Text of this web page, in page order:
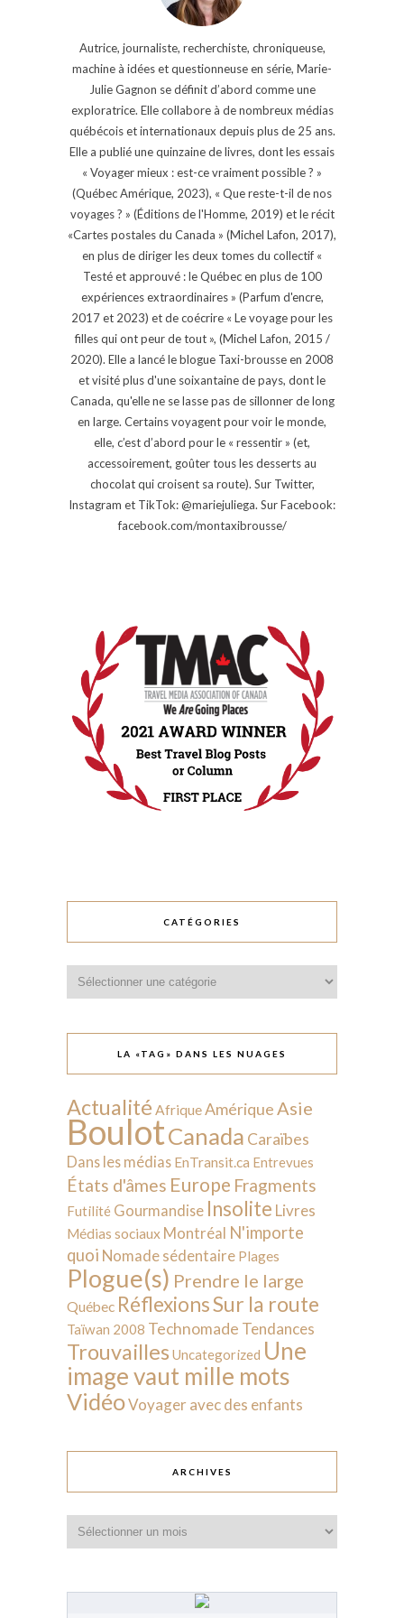
Autrice, journaliste, recherchiste, chroniqueuse,
machine à idées et questionneuse en série, Marie-
Julie Gagnon se définit d’abord comme une
exploratrice. Elle collabore à de nombreux médias
québécois et internationaux depuis plus de 25 ans.
Elle a publié une quinzaine de livres, dont les essais
« Voyager mieux : est-ce vraiment possible ? »
(Québec Amérique, 2023), « Que reste-t-il de nos
voyages ? » (Éditions de l'Homme, 2019) et le récit
«Cartes postales du Canada » (Michel Lafon, 2017),
en plus de diriger les deux tomes du collectif «
Testé et approuvé : le Québec en plus de 100
expériences extraordinaires » (Parfum d'encre,
2017 et 2023) et de coécrire « Le voyage pour les
filles qui ont peur de tout », (Michel Lafon, 2015 /
2020). Elle a lancé le blogue Taxi-brousse en 2008
et visité plus d'une soixantaine de pays, dont le
Canada, qu'elle ne se lasse pas de sillonner de long
en large. Certains voyagent pour voir le monde,
elle, c’est d’abord pour le « ressentir » (et,
accessoirement, goûter tous les desserts au
chocolat qui croisent sa route). Sur Twitter,
Instagram et TikTok: @mariejuliega. Sur Facebook:
facebook.com/montaxibrousse/
CATÉGORIES
LA «TAG» DANS LES NUAGES
Actualité AfriqueAmérique Asie
BoulotCanada Caraïbes
Dans les médias EnTransit.ca Entrevues
États d'âmes Europe Fragments
Futilité Gourmandise Insolite Livres
Médias sociaux Montréal N'importe
quoi Nomade sédentaire Plages
Plogue(s) Prendre le large
Québec RéflexionsSur la route
Taïwan 2008 Technomade Tendances
Trouvailles Uncategorized Une
image vaut mille mots
VidéoVoyager avec des enfants
ARCHIVES